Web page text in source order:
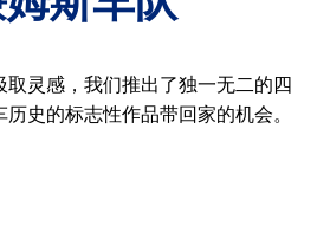
灵感，我们推出了独一无二的四
史的标志性作品带回家的机会。